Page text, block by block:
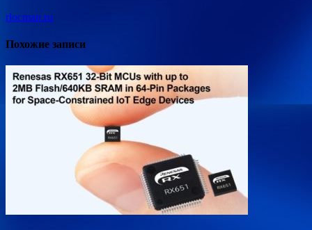
rlocman.ru
Похожие записи